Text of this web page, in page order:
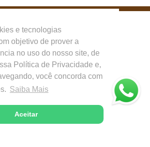
e tecnologias
objetivo de prover a
no uso do nosso site, de
Política de Privacidade e,
você concorda com
Saiba Mais
Aceitar